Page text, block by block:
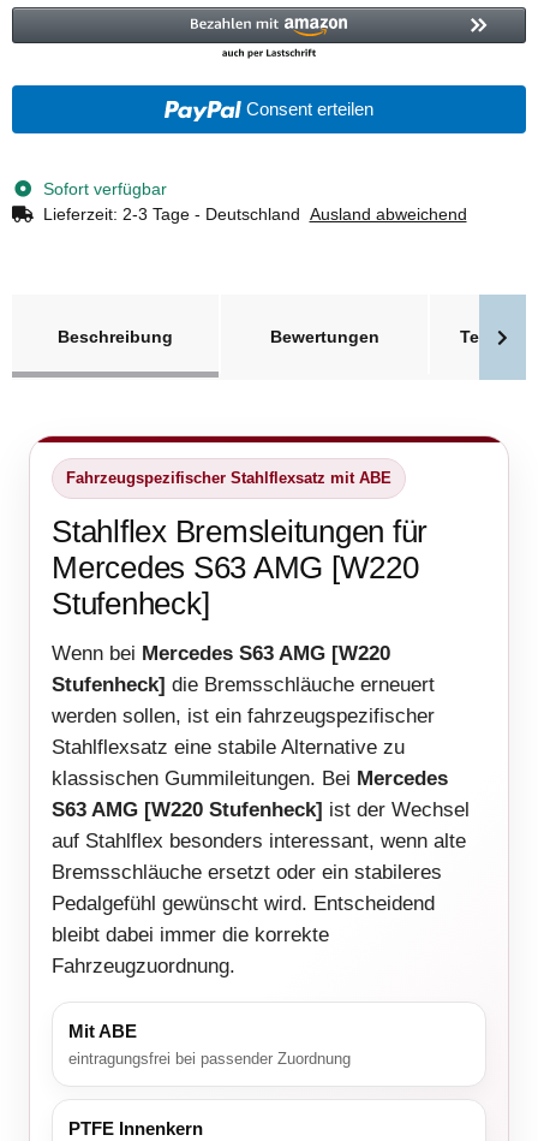
Consent erteilen
Sofort verfügbar
Lieferzeit: 2-3 Tage - Deutschland Ausland abweichend
Beschreibung
Bewertungen
Fahrzeugspezifischer Stahlflexsatz mit ABE
Stahlflex Bremsleitungen für
Mercedes S63 AMG [W220
Stufenheck]
Wenn bei Mercedes S63 AMG [W220
Stufenheck] die Bremsschläuche erneuert
werden sollen, ist ein fahrzeugspezifischer
Stahlflexsatz eine stabile Alternative zu
klassischen Gummileitungen. Bei Mercedes
S63 AMG [W220 Stufenheck] ist der Wechsel
auf Stahlflex besonders interessant, wenn alte
Bremsschläuche ersetzt oder ein stabileres
Pedalgefühl gewünscht wird. Entscheidend
bleibt dabei immer die korrekte
Fahrzeugzuordnung.
Mit ABE
eintragungsfrei bei passender Zuordnung
PTFE Innenkern